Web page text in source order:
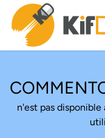
n'est pas